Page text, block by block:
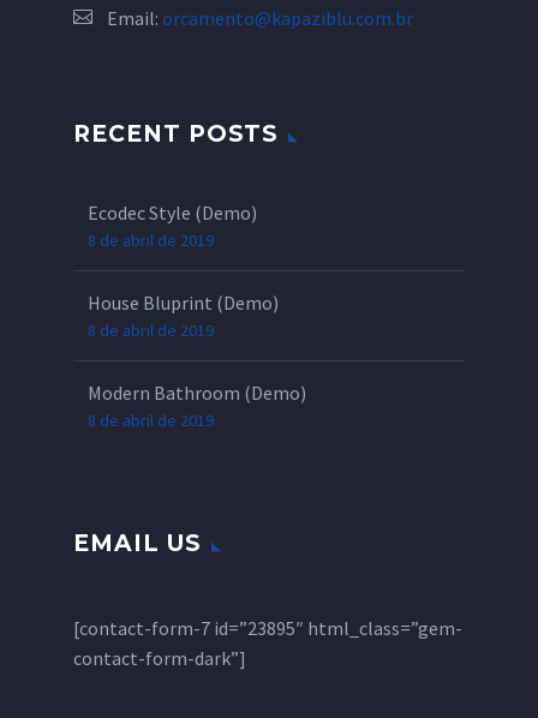
Email: orcamento@kapaziblu.com.br
RECENT POSTS
Ecodec Style (Demo)
8 de abril de 2019
House Bluprint (Demo)
8 de abril de 2019
Modern Bathroom (Demo)
8 de abril de 2019
EMAIL US
[contact-form-7 id=”23895″ html_class=”gem-
contact-form-dark”]